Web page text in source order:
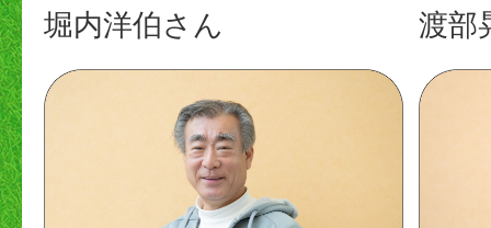
堀内洋伯さん 渡部